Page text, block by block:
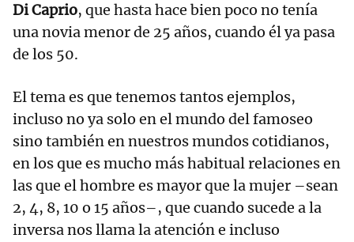
Di Caprio, que hasta hace bien poco no tenía
una novia menor de 25 años, cuando él ya pasa
de los 50.
El tema es que tenemos tantos ejemplos,
incluso no ya solo en el mundo del famoseo
sino también en nuestros mundos cotidianos,
en los que es mucho más habitual relaciones en
las que el hombre es mayor que la mujer –sean
2, 4, 8, 10 o 15 años–, que cuando sucede a la
inversa nos llama la atención e incluso